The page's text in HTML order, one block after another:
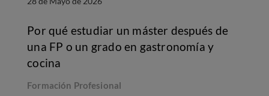
Por qué estudiar un máster después de
una FP o un grado en gastronomía y
cocina
Formación Profesional